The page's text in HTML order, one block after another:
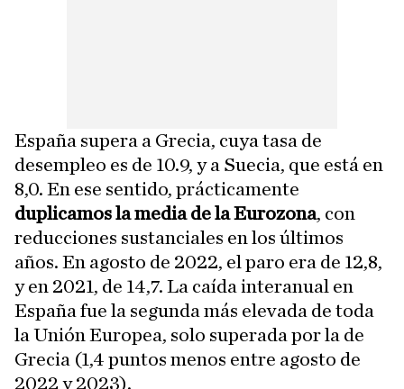
España supera a Grecia, cuya tasa de
desempleo es de 10.9, y a Suecia, que está en
8,0. En ese sentido, prácticamente
duplicamos la media de la Eurozona, con
reducciones sustanciales en los últimos
años. En agosto de 2022, el paro era de 12,8,
y en 2021, de 14,7. La caída interanual en
España fue la segunda más elevada de toda
la Unión Europea, solo superada por la de
Grecia (1,4 puntos menos entre agosto de
2022 y 2023).